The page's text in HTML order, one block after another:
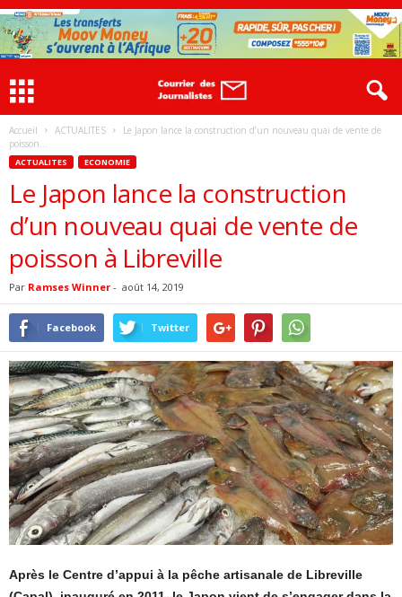
Accueil ACTUALITES
Le Japon lance la construction d’un nouveau quai de vente de
poisson...
ACTUALITES ECONOMIE
Le Japon lance la construction
d’un nouveau quai de vente de
poisson à Libreville
Par Ramses Winner - août 14, 2019
Facebook Twitter
Après le Centre d’appui à la pêche artisanale de Libreville